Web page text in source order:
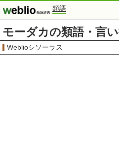
類語
モーダカの類語・言
Weblioシソーラス